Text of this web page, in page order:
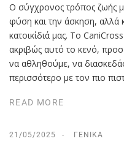
Ο σύγχρονος τρόπος ζωής
φύση και την άσκηση, αλλά
κατοικίδιά μας. Το
ακριβώς αυτό το κενό,
να αθληθούμε, να
περισσότερο με τον πιο
READ MORE
21/05/2025 ΓΕΝΙΚΆ